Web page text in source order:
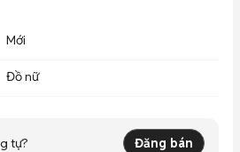
Mới
Đồ nữ
tự? Đăng bán